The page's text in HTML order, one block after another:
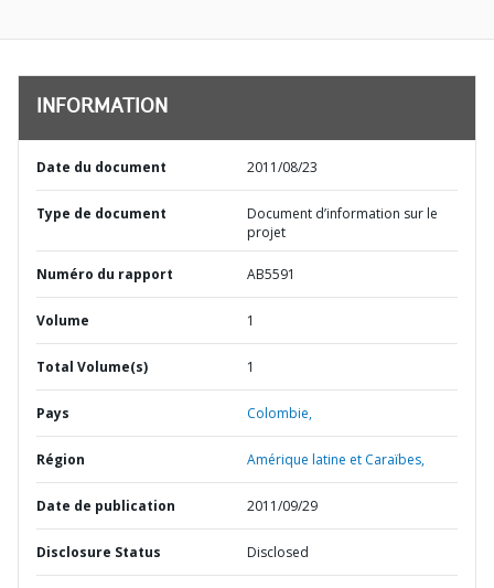
INFORMATION
Date du document 2011/08/23
Type de document
Document d’information sur le
projet
Numéro du rapport AB5591
Volume 1
Total Volume(s) 1
Pays Colombie,
Région Amérique latine et Caraïbes,
Date de publication 2011/09/29
Disclosure Status Disclosed